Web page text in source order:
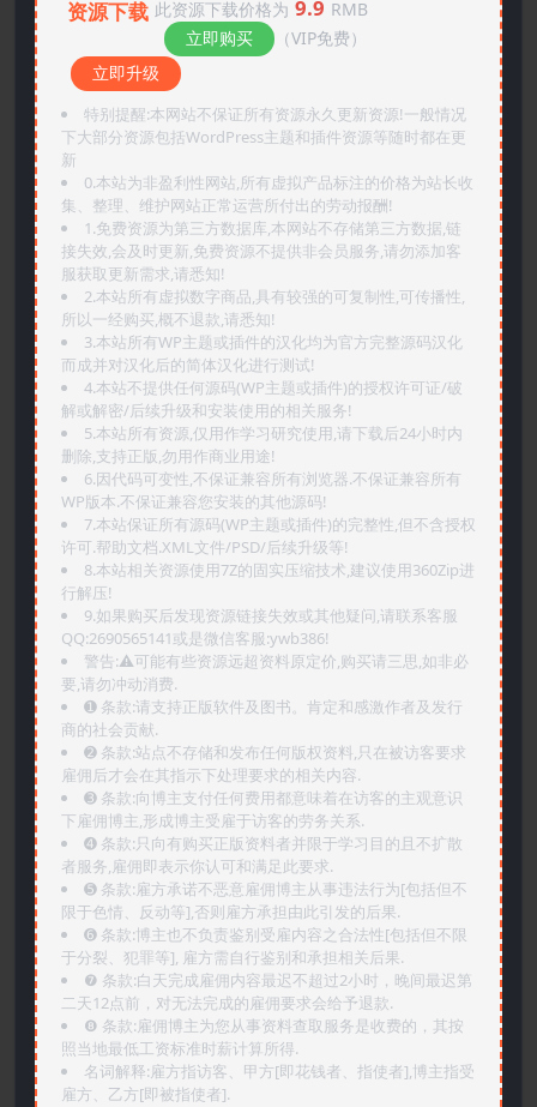
资源下载 此资源下载价格为 9.9 RMB
立即购买
（VIP免费）
立即升级
特别提醒:本网站不保证所有资源永久更新资源!一般情况
下大部分资源包括WordPress主题和插件资源等随时都在更
新
0.本站为非盈利性网站,所有虚拟产品标注的价格为站长收
集、整理、维护网站正常运营所付出的劳动报酬!
1.免费资源为第三方数据库,本网站不存储第三方数据,链
接失效,会及时更新,免费资源不提供非会员服务,请勿添加客
服获取更新需求,请悉知!
2.本站所有虚拟数字商品,具有较强的可复制性,可传播性,
所以一经购买,概不退款,请悉知!
3.本站所有WP主题或插件的汉化均为官方完整源码汉化
而成并对汉化后的简体汉化进行测试!
4.本站不提供任何源码(WP主题或插件)的授权许可证/破
解或解密/后续升级和安装使用的相关服务!
5.本站所有资源,仅用作学习研究使用,请下载后24小时内
删除,支持正版,勿用作商业用途!
6.因代码可变性,不保证兼容所有浏览器.不保证兼容所有
WP版本.不保证兼容您安装的其他源码!
7.本站保证所有源码(WP主题或插件)的完整性,但不含授权
许可.帮助文档.XML文件/PSD/后续升级等!
8.本站相关资源使用7Z的固实压缩技术,建议使用360Zip进
行解压!
9.如果购买后发现资源链接失效或其他疑问,请联系客服
QQ:2690565141或是微信客服:ywb386!
警告:⚠️可能有些资源远超资料原定价,购买请三思,如非必
要,请勿冲动消费.
➊️ 条款:请支持正版软件及图书。肯定和感激作者及发行
商的社会贡献.
➋️ 条款:站点不存储和发布任何版权资料,只在被访客要求
雇佣后才会在其指示下处理要求的相关内容.
➌️ 条款:向博主支付任何费用都意味着在访客的主观意识
下雇佣博主,形成博主受雇于访客的劳务关系.
➍️ 条款:只向有购买正版资料者并限于学习目的且不扩散
者服务,雇佣即表示你认可和满足此要求.
➎ 条款:雇方承诺不恶意雇佣博主从事违法行为[包括但不
限于色情、反动等],否则雇方承担由此引发的后果.
➏️ 条款:博主也不负责鉴别受雇内容之合法性[包括但不限
于分裂、犯罪等], 雇方需自行鉴别和承担相关后果.
❼ 条款:白天完成雇佣内容最迟不超过2小时，晚间最迟第
二天12点前，对无法完成的雇佣要求会给予退款.
❽ 条款:雇佣博主为您从事资料查取服务是收费的，其按
照当地最低工资标准时薪计算所得.
名词解释:雇方指访客、甲方[即花钱者、指使者],博主指受
雇方、乙方[即被指使者].